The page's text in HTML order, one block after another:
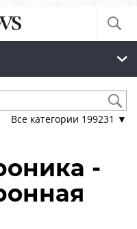
Все категории 199231 ▼
-